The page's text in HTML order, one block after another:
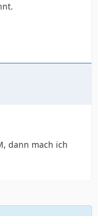
dann mach ich